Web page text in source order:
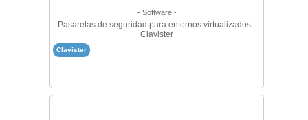
- Software -
Pasarelas de seguridad para entornos virtualizados -
Clavister
Clavister